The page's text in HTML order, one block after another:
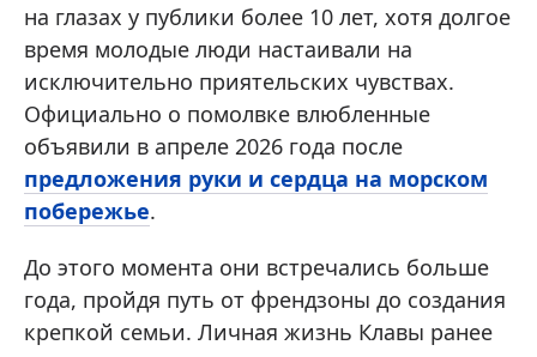
на глазах у публики более 10 лет, хотя долгое
время молодые люди настаивали на
исключительно приятельских чувствах.
Официально о помолвке влюбленные
объявили в апреле 2026 года после
предложения руки и сердца на морском
побережье.
До этого момента они встречались больше
года, пройдя путь от френдзоны до создания
крепкой семьи. Личная жизнь Клавы ранее